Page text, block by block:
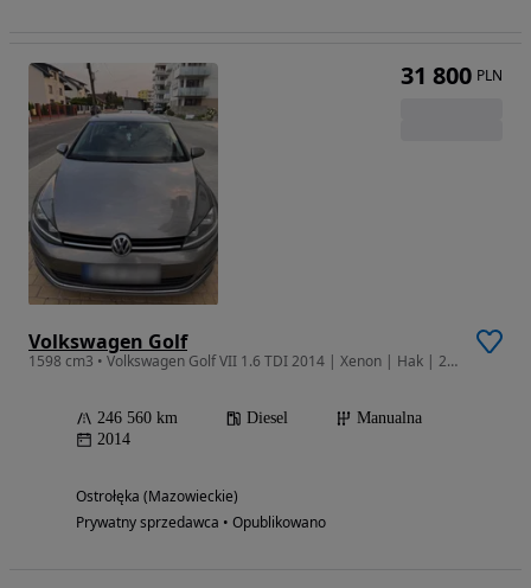
Volkswagen Golf
1598 cm3 • Volkswagen Golf VII 1.6 TDI 2014 | Xenon | Hak | 2 Kluczyki | Rozrząd Po Wymianie | Opony Zimowe
246 560 km Diesel
Manualna
2014
Ostrołęka (Mazowieckie)
Prywatny sprzedawca • Opublikowano
31 800 PLN